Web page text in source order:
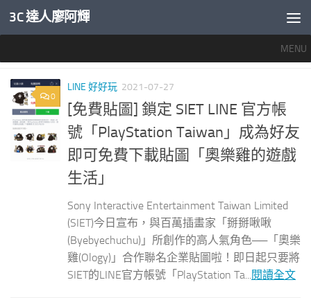
內文下方
3C 達人廖阿輝
MENU
0
LINE 好好玩 2021-07-27
[免費貼圖] 鎖定 SIET LINE 官方帳
號「PlayStation Taiwan」成為好友
即可免費下載貼圖「奧樂雞的遊戲
生活」
Sony Interactive Entertainment Taiwan Limited
(SIET)今日宣布，與百萬插畫家「掰掰啾啾
(Byebyechuchu)」所創作的高人氣角色──「奧樂
雞(Ology)」合作聯名企業貼圖啦！即日起只要將
SIET的LINE官方帳號「PlayStation Ta...閱讀全文